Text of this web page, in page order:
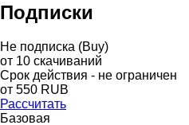
Подписки
Не подписка (Buy)
от 10 скачиваний
Срок действия - не ограничен
от 550 RUB
Рассчитать
Базовая